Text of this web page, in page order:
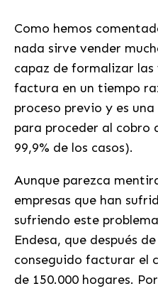
Como hemos
nada sirve vender
capaz de formalizar
factura en un tiempo
proceso previo y es
para proceder al cobro
99,9% de los casos).
Aunque parezca
empresas que han
sufriendo este
Endesa, que después
conseguido facturar el
de 150.000 hogares.